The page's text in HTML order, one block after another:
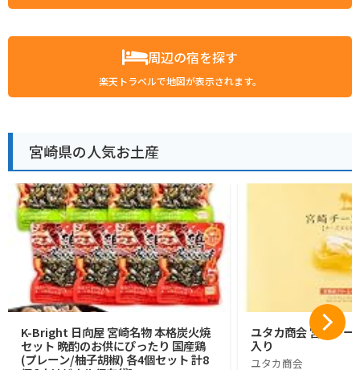
周辺の宿を探す
楽天トラベルで地図が表示されます。
宮崎県の人気お土産
K-Bright 日向屋 宮崎名物 本格炭火焼
セット 晩酌のお供にぴったり 国産鶏
(プレーン/柚子胡椒) 各4個セット 計8
ユタカ商会 宮崎チー
入り
ユタカ商会